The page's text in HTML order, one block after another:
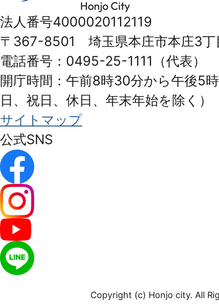
Honjo
City
法人番号4000020112119
〒367-8501 埼玉県本庄市本庄3丁
電話番号：0495-25-1111（代表）
開庁時間：午前8時30分から午後5
日、祝日、休日、年末年始を除く）
サイトマップ
公式SNS
Copyright (c) Honjo city. All